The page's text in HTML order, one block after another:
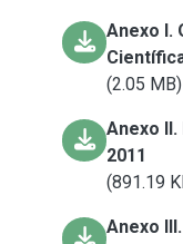
Anexo I.
(2.05 MB)
Anexo
2011
(891.19
Anexo